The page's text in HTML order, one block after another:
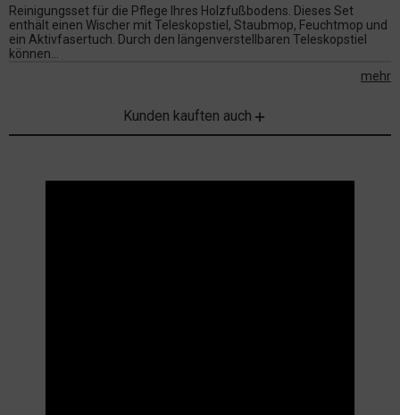
Reinigungsset für die Pflege Ihres Holzfußbodens. Dieses Set
enthält einen Wischer mit Teleskopstiel, Staubmop, Feuchtmop und
ein Aktivfasertuch. Durch den längenverstellbaren Teleskopstiel
können...
mehr
Kunden kauften auch